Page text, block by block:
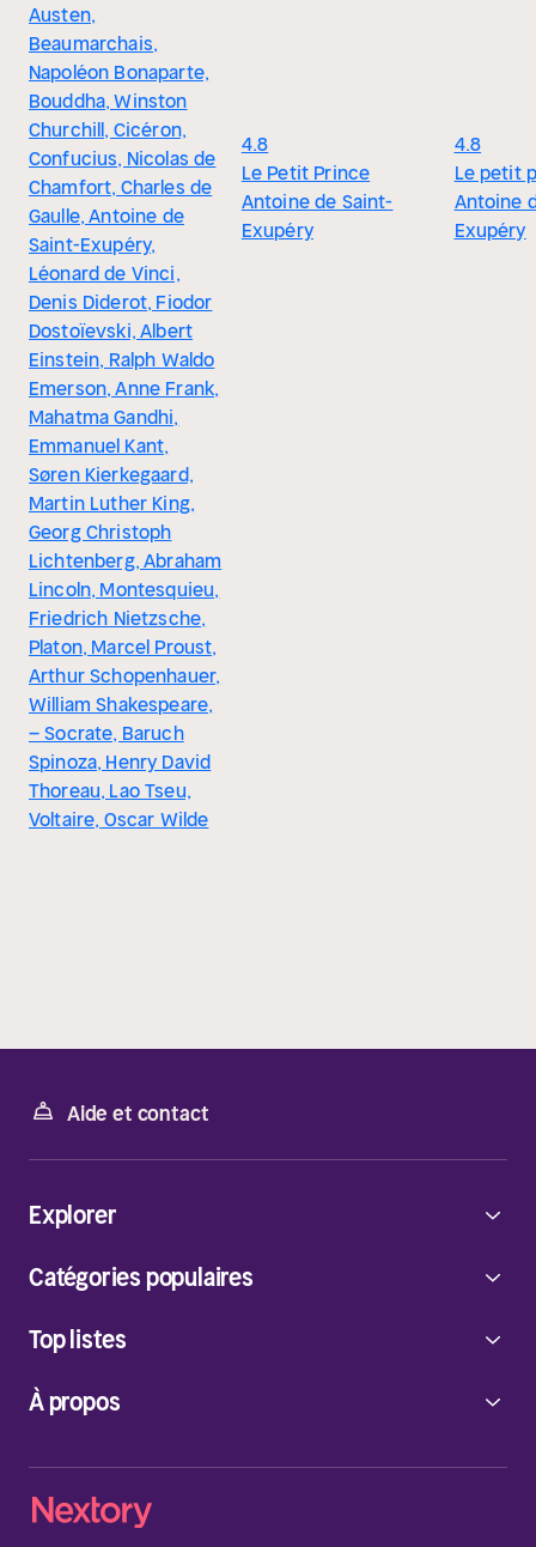
Austen,
Beaumarchais,
Napoléon Bonaparte,
Bouddha, Winston
Churchill, Cicéron,
Confucius, Nicolas de
Chamfort, Charles de
Gaulle, Antoine de
Saint-Exupéry,
Léonard de Vinci,
Denis Diderot, Fiodor
Dostoïevski, Albert
Einstein, Ralph Waldo
Emerson, Anne Frank,
Mahatma Gandhi,
Emmanuel Kant,
Søren Kierkegaard,
Martin Luther King,
Georg Christoph
Lichtenberg, Abraham
Lincoln, Montesquieu,
Friedrich Nietzsche,
Platon, Marcel Proust,
Arthur Schopenhauer,
William Shakespeare,
– Socrate, Baruch
Spinoza, Henry David
Thoreau, Lao Tseu,
Voltaire, Oscar Wilde
4.8
Le Petit Prince
Antoine de Saint-
Exupéry
4.8
Le petit
Antoine
Exupéry
Aide et contact
À propos
Explorer
Catégories populaires
Top listes